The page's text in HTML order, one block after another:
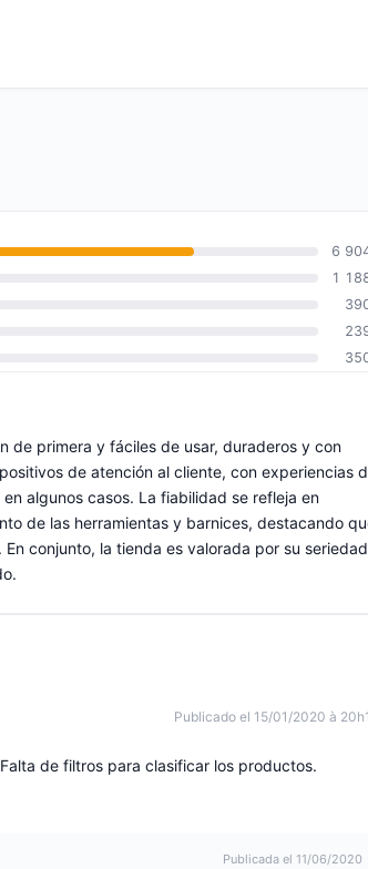
6
1
de primera y fáciles de usar, duraderos y con
de atención al cliente, con experiencias
algunos casos. La fiabilidad se refleja en
de las herramientas y barnices, destacando
conjunto, la tienda es valorada por su
Publicado el 15/01/2020 à
de filtros para clasificar los productos.
Publicada el 11/06/2020